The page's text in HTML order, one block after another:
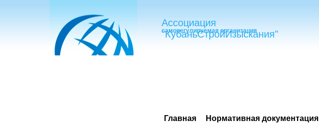
Ассоциация
"КубаньСтройИзыскания"
саморегулируемая организация
Главная Нормативная документация